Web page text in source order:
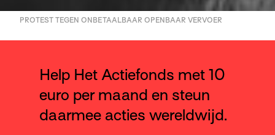
PROTEST TEGEN ONBETAALBAAR OPENBAAR VERVOER
Help Het Actiefonds met 10
euro per maand en steun
daarmee acties wereldwijd.